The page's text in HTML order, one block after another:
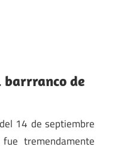
barrranco de
14 de septiembre
tremendamente